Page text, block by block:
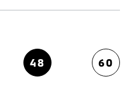
48 60